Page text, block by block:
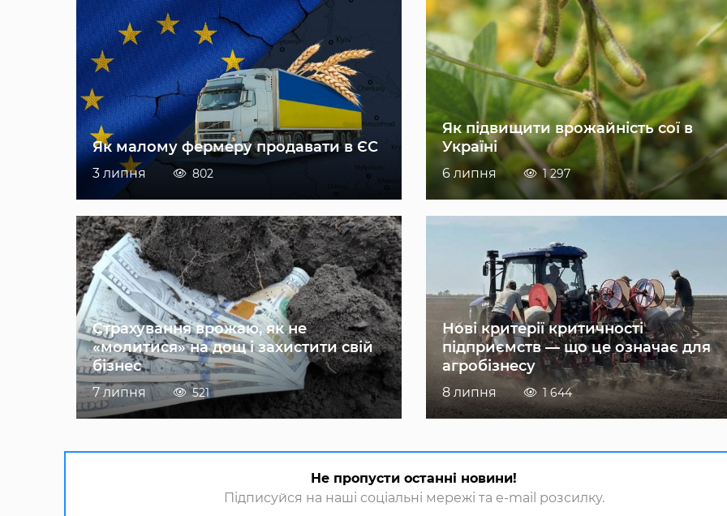
Як малому фермеру продавати в ЄС
3 липня 802
Як підвищити врожайність сої в
Україні
6 липня 1 297
Страхування врожаю, як не
«молитися» на дощ і захистити свій
бізнес
7 липня 521
Нові критерії критичності
підприємств — що це означає для
агробізнесу
8 липня 1 644
Не пропусти останні новини!
Підписуйся на наші соціальні мережі та e-mail розсилку.